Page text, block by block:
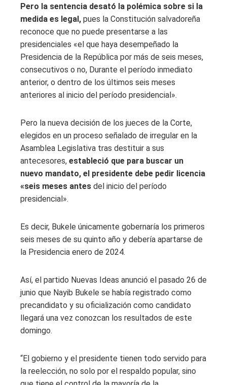
Pero la sentencia desató la polémica sobre si la
medida es legal, pues la Constitución salvadoreña
reconoce que no puede presentarse a las
presidenciales «el que haya desempeñado la
Presidencia de la República por más de seis meses,
consecutivos o no, Durante el período inmediato
anterior, o dentro de los últimos seis meses
anteriores al inicio del período presidencial».
Pero la nueva decisión de los jueces de la Corte,
elegidos en un proceso señalado de irregular en la
Asamblea Legislativa tras destituir a sus
antecesores, estableció que para buscar un
nuevo mandato, el presidente debe pedir licencia
«seis meses antes del inicio del período
presidencial».
Es decir, Bukele únicamente gobernaría los primeros
seis meses de su quinto año y debería apartarse de
la Presidencia enero de 2024.
Así, el partido Nuevas Ideas anunció el pasado 26 de
junio que Nayib Bukele se había registrado como
precandidato y su oficialización como candidato
llegará una vez conozcan los resultados de este
domingo.
“El gobierno y el presidente tienen todo servido para
la reelección, no solo por el respaldo popular, sino